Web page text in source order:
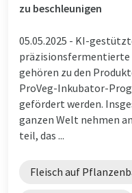
zu beschleunigen
05.05.2025 - KI-
präzisionsfermentierte
gehören zu den
ProVeg-Inkubator-
gefördert werden.
ganzen Welt nehmen
teil, das ...
Fleisch auf